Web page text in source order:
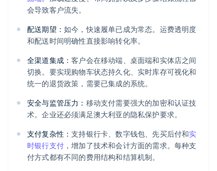
会导致客户流失。
配送期望： 如今，快速履单已成为常态。运费透明度
和配送时间明确性直接影响转化率。
全渠道集成：客户会在移动端、桌面端和实体店之间
切换。要实现购物车状态持久化、实时库存可视化和
统一的退货政策，需要已集成的系统。
安全与监管压力： 移动支付需要强大的加密和认证技
术。企业还必须满足澳大利亚的隐私保护要求。
支付复杂性：支持银行卡、数字钱包、先买后付和实
时银行支付 ，增加了技术和会计方面的需求。每种支
付方式都有不同的费用结构和结算机制。